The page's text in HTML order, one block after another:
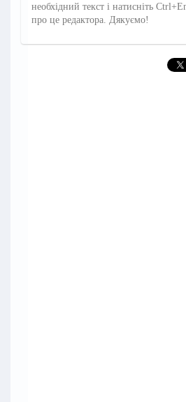
необхідний текст і натисніть
про це редактора. Дякуємо!